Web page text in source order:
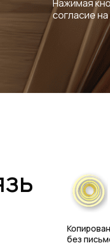
Нажимая
согласие на
без